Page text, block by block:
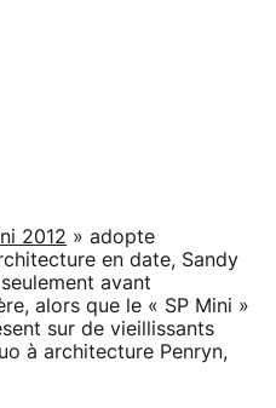
2012 » adopte
en date, Sandy
avant
alors que le « SP Mini »
sur de vieillissants
à architecture Penryn,